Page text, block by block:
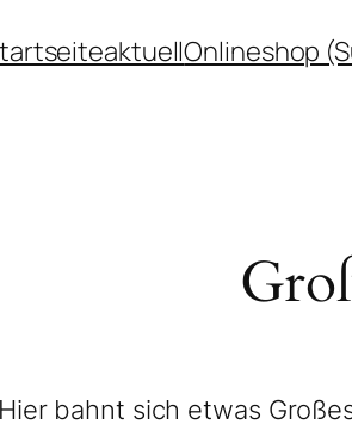
aktuellOnlineshop
bahnt sich etwas